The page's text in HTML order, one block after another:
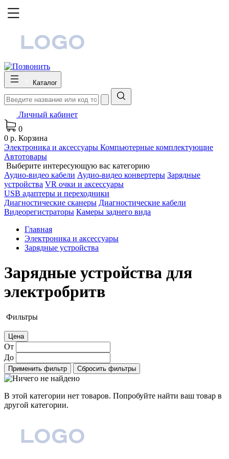
Каталог
Личный кабинет
0
0 р. Корзина
Электроника и аксессуары Компьютерные комплектующие
Автотовары
Выберите интересующую вас категорию
Аудио-видео кабели Аудио-видео конвертеры Зарядные
устройства VR очки и аксессуары
USB адаптеры и переходники
Диагностические сканеры Диагностические кабели
Видеорегистраторы Камеры заднего вида
Главная
Электроника и аксессуары
Зарядные устройства
Зарядные устройства для
электробритв
Фильтры
Цена
От
До
Применить фильтр Сбросить фильтры
В этой категории нет товаров. Попробуйте найти ваш товар в
другой категории.